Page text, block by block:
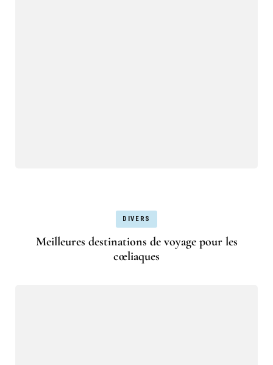
DIVERS
Meilleures destinations de voyage pour les
cœliaques